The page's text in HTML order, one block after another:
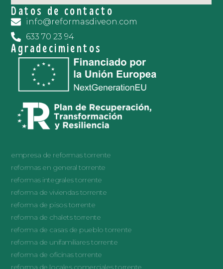
Datos de contacto
info@reformasdiveon.com
633 70 23 94
Agradecimientos
empresa de reformas torrente
reformas en general torrente
reformas integrales torrente
reforma de viviendas torrente
reforma de pisos torrente
reforma de chalets torrente
reforma de casas de pueblo torrente
reforma de unifamiliares torrente
reforma de oficinas torrente
reforma de locales comerciales torrente